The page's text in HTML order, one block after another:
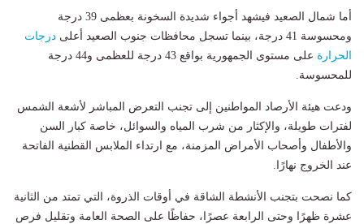
أما شمال الصعيد فيشهد أجواء شديدة السخونة بعظمى 39 درجة
ومحسوسة 41 درجة، بينما تسجل محافظات جنوب الصعيد أعلى
درجات
الحرارة
على مستوى الجمهورية بواقع 43 درجة للعظمى و44 درجة
للمحسوسة.
ودعت هيئة الأرصاد المواطنين إلى تجنب التعرض المباشر لأشعة الشمس
لفترات طويلة، والإكثار من شرب المياه والسوائل، خاصة كبار السن
والأطفال وأصحاب الأمراض المزمنة، مع ارتداء الملابس القطنية الفاتحة
عند الخروج نهارًا.
كما نصحت بتجنب الأنشطة الشاقة في أوقات الذروة، التي تمتد من الثانية
عشرة ظهرًا وحتى الرابعة عصرًا، حفاظًا على الصحة العامة وتقليل فرص